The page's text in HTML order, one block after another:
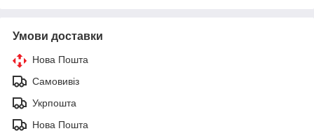
Умови доставки
Нова Пошта
Самовивіз
Укрпошта
Нова Пошта